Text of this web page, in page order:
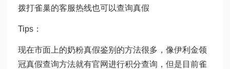
拨打雀巢的客服热线也可以查询真假
Tips：
现在市面上的奶粉真假鉴别的方法很多，像伊利金领
冠真假查询方法就有官网进行积分查询，但是目前雀